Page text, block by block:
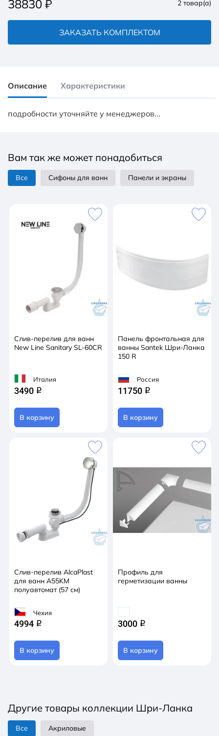
ЗАКАЗАТЬ КОМПЛЕКТОМ
2 товар(а)
38830 ₽
Описание Характеристики
подробности уточняйте у менеджеров...
Вам так же может понадобиться
Все Сифоны для ванн Панели и экраны
Слив-перелив для ванн
New Line Sanitary SL-60CR
Италия
3490 q
В корзину
Панель фронтальная для
ванны Santek Шри-Ланка
150 R
Россия
11750 q
В корзину
Слив-перелив AlcaPlast
для ванн A55KM
полуавтомат (57 см)
Чехия
4994 q
В корзину
Профиль для
герметизации ванны
3000 q
В корзину
Другие товары коллекции Шри-Ланка
Все Акриловые